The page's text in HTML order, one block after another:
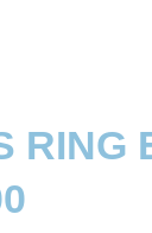
RING